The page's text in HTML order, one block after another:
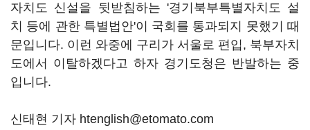
자치도 신설을 뒷받침하는 '경기북부특별자치도 설
치 등에 관한 특별법안'이 국회를 통과되지 못했기 때
문입니다. 이런 와중에 구리가 서울로 편입, 북부자치
도에서 이탈하겠다고 하자 경기도청은 반발하는 중
입니다.
신태현 기자 htenglish@etomato.com